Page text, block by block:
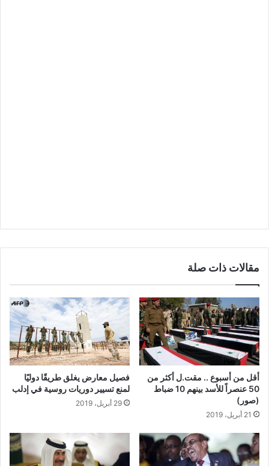
مقالات ذات صلة
أقل من أسبوع .. مقت.ل أكثر من
50 عنصراً للأسد بينهم 10 ضباط
(صور)
21 أبريل، 2019
فصيل معارض يغلق طريقًا دوليًا
لمنع تسيير دوريات روسية في إدلب
29 أبريل، 2019